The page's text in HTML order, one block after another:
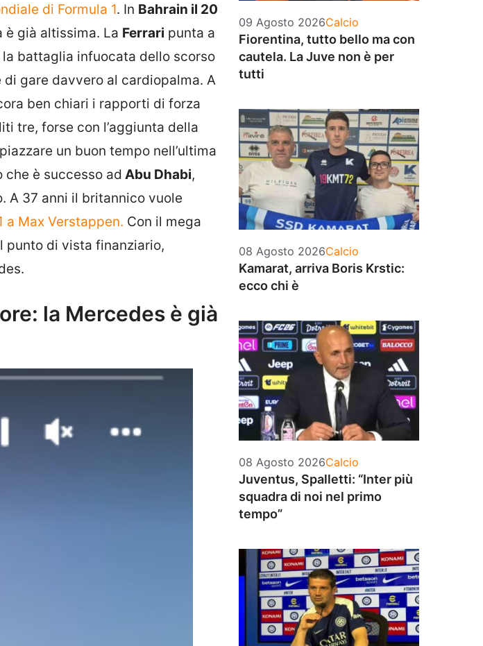
di Formula 1. In Bahrain il 20
è già altissima. La Ferrari punta a
battaglia infuocata dello scorso
gare davvero al cardiopalma. A
ben chiari i rapporti di forza
tre, forse con l’aggiunta della
un buon tempo nell’ultima
che è successo ad Abu Dhabi,
A 37 anni il britannico vuole
a Max Verstappen. Con il mega
punto di vista finanziario,
la Mercedes è già
09 Agosto 2026Categorie
Calcio
Fiorentina, tutto bello ma con
cautela. La Juve non è per
tutti
08 Agosto 2026Categorie
Calcio
Kamarat, arriva Boris Krstic:
ecco chi è
08 Agosto 2026Categorie
Calcio
Juventus, Spalletti: “Inter più
squadra di noi nel primo
tempo”